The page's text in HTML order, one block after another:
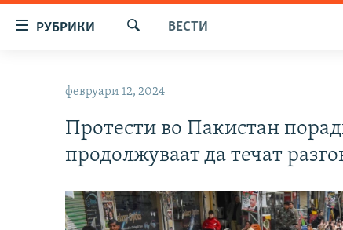
содржината
РУБРИКИ
ПРИЈАВИ СЕ ЗА ЊУЗЛЕТЕР
ВЕСТИ
февруари 12, 2024
Протести во Пакистан
продолжуваат да течат